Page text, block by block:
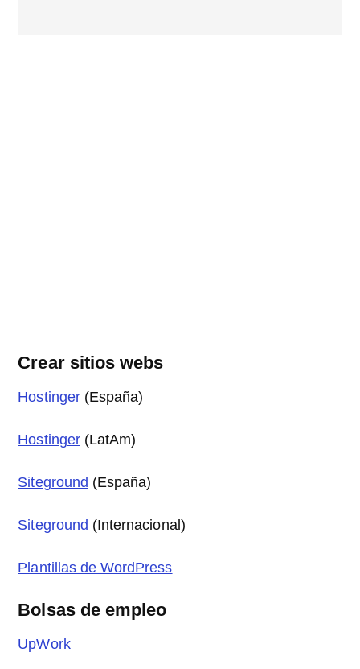
Crear sitios webs
Hostinger(España)
Hostinger(LatAm)
Siteground (España)
Siteground (Internacional)
Plantillas de WordPress
Bolsas de empleo
UpWork